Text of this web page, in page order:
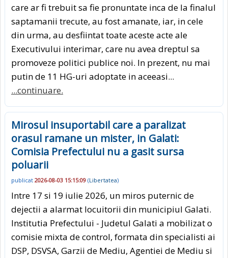
care ar fi trebuit sa fie pronuntate inca de la finalul
saptamanii trecute, au fost amanate, iar, in cele
din urma, au desfiintat toate aceste acte ale
Executivului interimar, care nu avea dreptul sa
promoveze politici publice noi. In prezent, nu mai
putin de 11 HG-uri adoptate in aceeasi...
...continuare.
Mirosul insuportabil care a paralizat
orasul ramane un mister, in Galati:
Comisia Prefectului nu a gasit sursa
poluarii
publicat 2026-08-03 15:15:09 (Libertatea)
Intre 17 si 19 iulie 2026, un miros puternic de
dejectii a alarmat locuitorii din municipiul Galati.
Institutia Prefectului - Judetul Galati a mobilizat o
comisie mixta de control, formata din specialisti ai
DSP, DSVSA, Garzii de Mediu, Agentiei de Mediu si